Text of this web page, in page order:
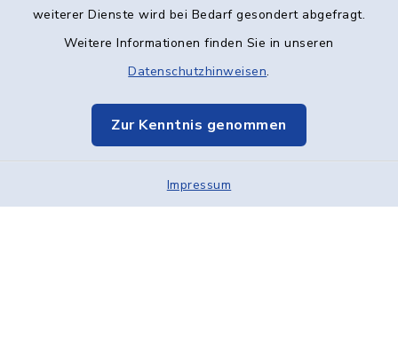
weiterer Dienste wird bei Bedarf gesondert abgefragt.
Weitere Informationen finden Sie in unseren
Datenschutzhinweisen.
Zur Kenntnis genommen
Impressum
Datenschutz
Elektronische Kommunikation
Sitemap